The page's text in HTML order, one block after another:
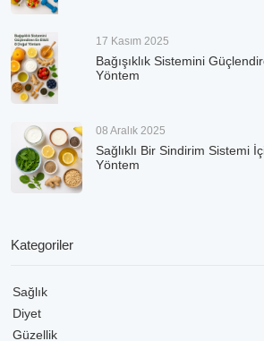
17 Kasım 2025
Bağışıklık Sistemini
Yöntem
08 Aralık 2025
Sağlıklı Bir Sindirim Sistemi
Yöntem
Kategoriler
Sağlık
Diyet
Güzellik